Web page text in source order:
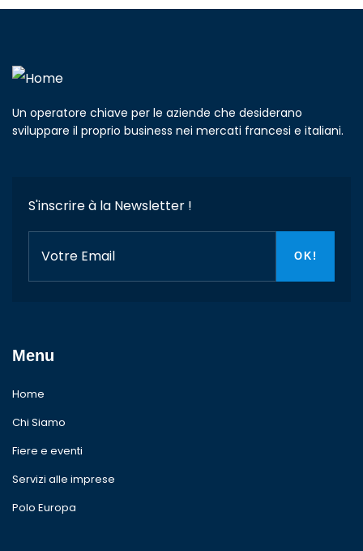
Un operatore chiave per le aziende che desiderano
sviluppare il proprio business nei mercati francesi e italiani.
S'inscrire à la Newsletter !
Menu
Home
Chi Siamo
Fiere e eventi
Servizi alle imprese
Polo Europa